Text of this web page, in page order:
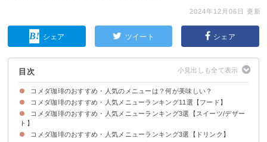
2024年12月06日 更新
シェア ツイート シェア
目次
コメダ珈琲のおすすめ・人気のメニューは？何が美味しい？
初めてコメダ珈琲に行くときのポイント・注意点
コメダ珈琲のおすすめ・人気メニューランキング11選【フード】
11位：ビーフシチュー（税込1080~1250円）
第10位：「喫茶店の王道」ナポリタン（税込970~1060円）
第9位：コメダグラタン（税込910~980円）
第8位：ジャーマン（税込850~1000円）
第7位：自慢のドミグラスバーガー（税込650~720円）
第6位：たっぷり卵のピザトースト（税込750~830円）
第5位：コメチキ（税込580~670円）
第4位：ホットドッグ（税込470~540円）
第3位：エビカツパン（税込910~1000円）
第2位：ミックスサンド（税込670~770円）
第1位：みそカツパン（税込910~1000円）
コメダ珈琲のおすすめ・人気メニューランキング3選【スイーツ/デザー
ト】
第3位：珈琲ジェリー（税込590~750円）
第2位：クロネージュ（税込570~640円）
第1位：シロノワール（税込670~740円）
コメダ珈琲のおすすめ・人気メニューランキング3選【ドリンク】